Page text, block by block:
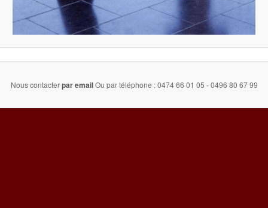
Nous contacterpar emailOu par téléphone : 0474 66 01 05 - 0496 80 67 99